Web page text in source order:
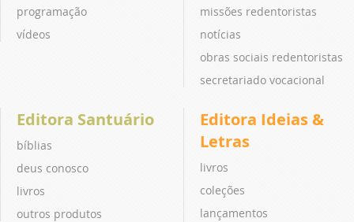
programação
vídeos
missões redentoristas
notícias
obras sociais redentoristas
secretariado vocacional
Editora Santuário
bíblias
deus conosco
livros
outros produtos
Editora Ideias &
Letras
livros
coleções
lançamentos